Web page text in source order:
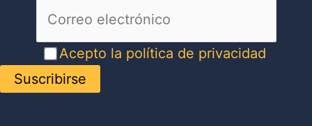
Acepto la política de privacidad